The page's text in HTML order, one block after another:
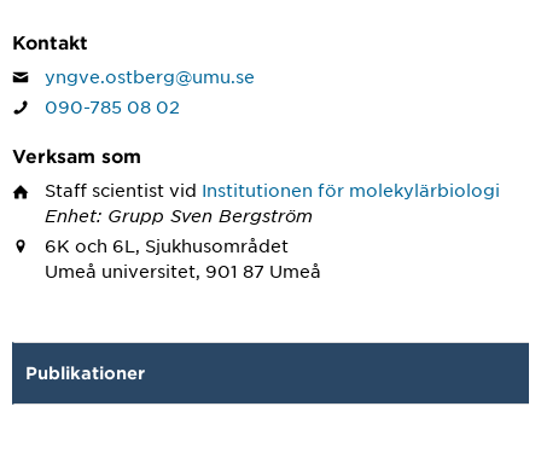
Kontakt
yngve.ostberg@umu.se
090-785 08 02
Verksam som
Staff scientist vid Institutionen för molekylärbiologi
Enhet: Grupp Sven Bergström
6K och 6L, Sjukhusområdet
Umeå universitet, 901 87 Umeå
Publikationer